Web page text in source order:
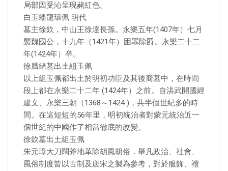
局部因受沁呈現赭紅色。
白玉蟠龍環佩 明代
墓主徐欽，中山王徐達長孫。永樂五年(1407年）七月
襲魏國公，十九年（1421年）困罪除爵。永樂二十二
年(1424年）卒。
徐膺緒墓出土組玉佩
以上組玉佩都出土於明初功臣及其後裔墓中，在時間
段上都在永樂二十二年 (1424年）之前。自洪武開國經
建文、永樂三朝（1368～1424 )，共半個世紀多的時
間。在這短短的56年里，明初統治者對蒙元統治近一
個世紀的中國作了相當徹底的改變。
徐欽墓出土組玉佩
朱元璋大刀闊斧地革除胡風胡俗，舉凡政治、社會、
風俗制度皆以古制及唐宋之製為參考，對於服飾、禮